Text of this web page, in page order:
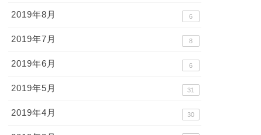
2019年8月 6
2019年7月 8
2019年6月 6
2019年5月 31
2019年4月 30